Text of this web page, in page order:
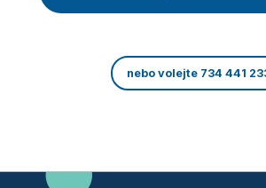
nebo volejte 734 441